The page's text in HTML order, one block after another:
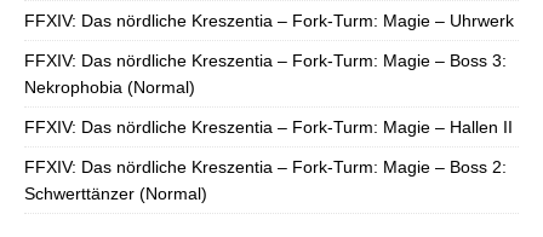
FFXIV: Das nördliche Kreszentia – Fork-Turm: Magie – Uhrwerk
FFXIV: Das nördliche Kreszentia – Fork-Turm: Magie – Boss 3:
Nekrophobia (Normal)
FFXIV: Das nördliche Kreszentia – Fork-Turm: Magie – Hallen II
FFXIV: Das nördliche Kreszentia – Fork-Turm: Magie – Boss 2:
Schwerttänzer (Normal)